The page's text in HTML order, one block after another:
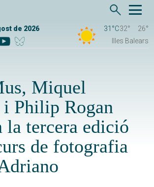
de 2026 31°C32°
26°
Illes Balears
Miquel
Philip Rogan
la tercera edició
de fotografia